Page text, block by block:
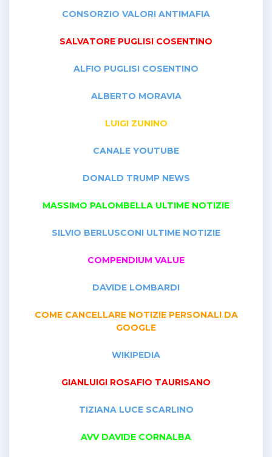
CONSORZIO VALORI ANTIMAFIA
SALVATORE PUGLISI COSENTINO
ALFIO PUGLISI COSENTINO
ALBERTO MORAVIA
LUIGI ZUNINO
CANALE YOUTUBE
DONALD TRUMP NEWS
MASSIMO PALOMBELLA ULTIME NOTIZIE
SILVIO BERLUSCONI ULTIME NOTIZIE
COMPENDIUM VALUE
DAVIDE LOMBARDI
COME CANCELLARE NOTIZIE PERSONALI DA
GOOGLE
WIKIPEDIA
GIANLUIGI ROSAFIO TAURISANO
TIZIANA LUCE SCARLINO
AVV DAVIDE CORNALBA